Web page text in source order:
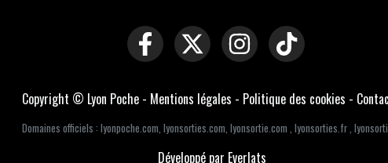
Copyright © Lyon Poche - Mentions légales - Politique des cookies -
Domaines officiels : lyonpoche.com lyonsorties.com lyonsortie.com lyonsorties.fr
Développé par Everlats